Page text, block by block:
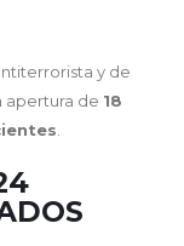
y de
apertura de 18